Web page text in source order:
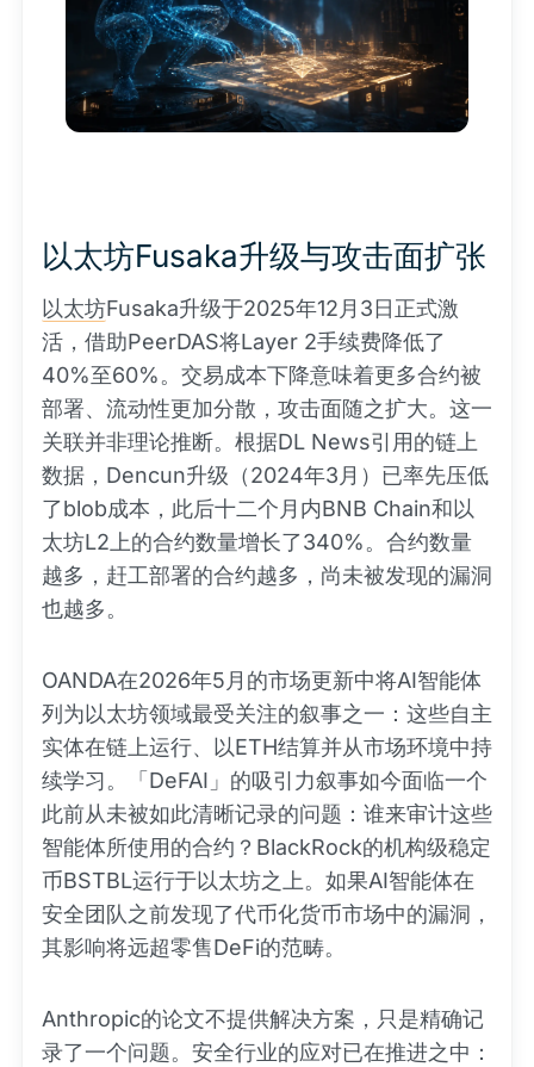
以太坊Fusaka升级与攻击面扩张
以太坊Fusaka升级于2025年12月3日正式激
活，借助PeerDAS将Layer 2手续费降低了
40%至60%。交易成本下降意味着更多合约被
部署、流动性更加分散，攻击面随之扩大。这一
关联并非理论推断。根据DL News引用的链上
数据，Dencun升级（2024年3月）已率先压低
了blob成本，此后十二个月内BNB Chain和以
太坊L2上的合约数量增长了340%。合约数量
越多，赶工部署的合约越多，尚未被发现的漏洞
也越多。
OANDA在2026年5月的市场更新中将AI智能体
列为以太坊领域最受关注的叙事之一：这些自主
实体在链上运行、以ETH结算并从市场环境中持
续学习。「DeFAI」的吸引力叙事如今面临一个
此前从未被如此清晰记录的问题：谁来审计这些
智能体所使用的合约？BlackRock的机构级稳定
币BSTBL运行于以太坊之上。如果AI智能体在
安全团队之前发现了代币化货币市场中的漏洞，
其影响将远超零售DeFi的范畴。
Anthropic的论文不提供解决方案，只是精确记
录了一个问题。安全行业的应对已在推进之中：